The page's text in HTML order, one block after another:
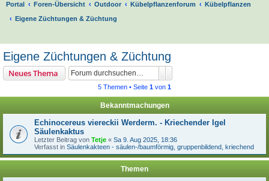
Portal Foren-Übersicht Outdoor Kübelpflanzenforum
Kübelpflanzen
Eigene Züchtungen & Züchtung
Eigene Züchtungen & Züchtung
Neues Thema
5 Themen • Seite 1 von 1
Bekanntmachungen
Echinocereus viereckii Werderm. - Kriechender Igel
Säulenkaktus
Letzter Beitrag von Tetje « Sa 9. Aug 2025, 18:36
Verfasst in Säulenkakteen - säulen-/baumförmig, gruppenbildend, kriechend
Themen